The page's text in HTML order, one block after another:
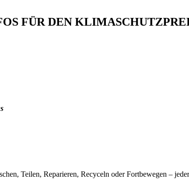
FÜR DEN
Teilen, Reparieren, Recyceln oder Fortbewegen –